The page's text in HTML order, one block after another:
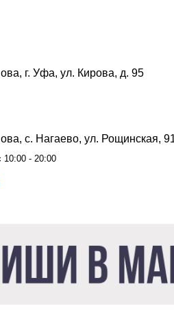
г. Уфа, ул. Кирова, д. 95
с. Нагаево, ул. Рощинская,
10:00 - 20:00